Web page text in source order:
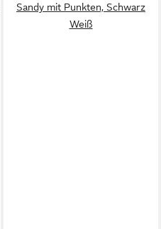
Sandy mit Punkten, Schwarz
Weiß